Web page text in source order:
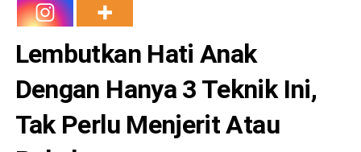
Lembutkan Hati Anak
Dengan Hanya 3 Teknik Ini,
Tak Perlu Menjerit Atau